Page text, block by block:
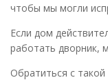
чтобы мы могли
Если дом
работать дворник,
Обратиться с